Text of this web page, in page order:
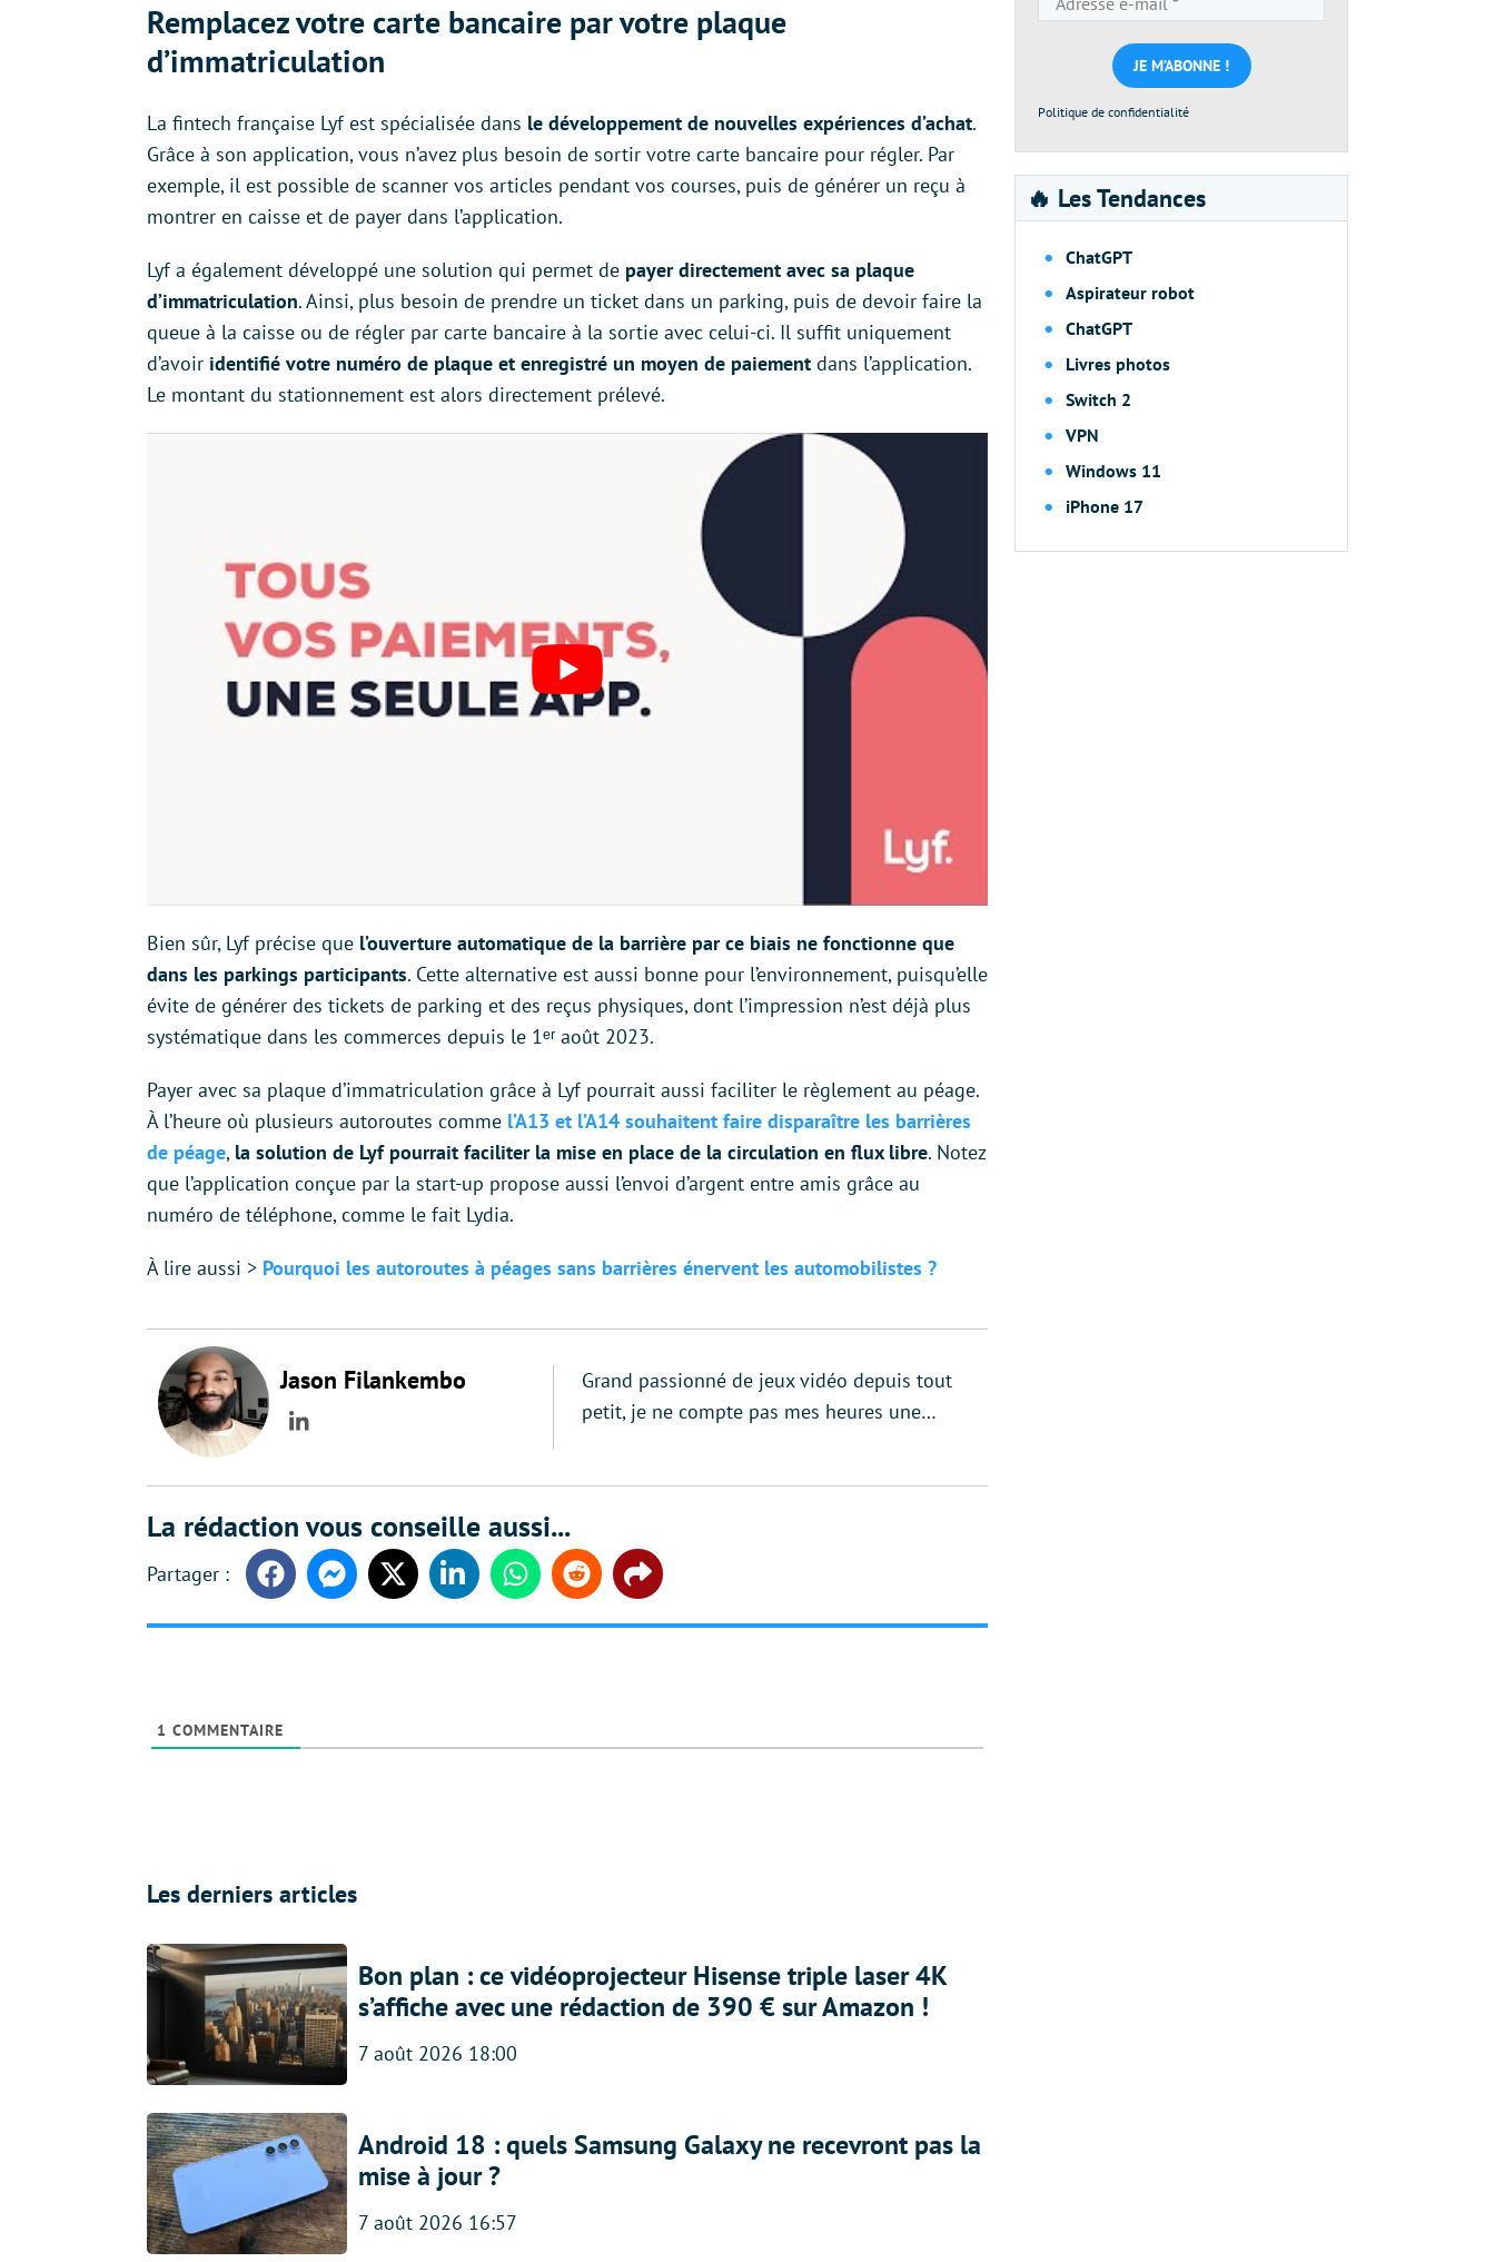
Remplacez votre carte bancaire par votre plaque
d’immatriculation
La fintech française Lyf est spécialisée dans le développement de nouvelles expériences d’achat.
Grâce à son application, vous n’avez plus besoin de sortir votre carte bancaire pour régler. Par
exemple, il est possible de scanner vos articles pendant vos courses, puis de générer un reçu à
montrer en caisse et de payer dans l’application.
Lyf a également développé une solution qui permet de payer directement avec sa plaque
d’immatriculation. Ainsi, plus besoin de prendre un ticket dans un parking, puis de devoir faire la
queue à la caisse ou de régler par carte bancaire à la sortie avec celui-ci. Il suffit uniquement
d’avoir identifié votre numéro de plaque et enregistré un moyen de paiement dans l’application.
Le montant du stationnement est alors directement prélevé.
Bien sûr, Lyf précise que l’ouverture automatique de la barrière par ce biais ne fonctionne que
dans les parkings participants. Cette alternative est aussi bonne pour l’environnement, puisqu’elle
évite de générer des tickets de parking et des reçus physiques, dont l’impression n’est déjà plus
systématique dans les commerces depuis le 1ᵉʳ août 2023.
Payer avec sa plaque d’immatriculation grâce à Lyf pourrait aussi faciliter le règlement au péage.
À l’heure où plusieurs autoroutes comme l’A13 et l’A14 souhaitent faire disparaître les barrières
de péage, la solution de Lyf pourrait faciliter la mise en place de la circulation en flux libre. Notez
que l’application conçue par la start-up propose aussi l’envoi d’argent entre amis grâce au
numéro de téléphone, comme le fait Lydia.
À lire aussi > Pourquoi les autoroutes à péages sans barrières énervent les automobilistes ?
Jason Filankembo
LinkedIn
Grand passionné de jeux vidéo depuis tout
petit, je ne compte pas mes heures une…
La rédaction vous conseille aussi...
FacebookMessengerTwitter LinkedinWhatsappReddit Share
1 COMMENTAIRE
Les derniers articles
Bon plan : ce vidéoprojecteur Hisense triple laser 4K
s’affiche avec une rédaction de 390 € sur Amazon !
7 août 2026 18:00
Android 18 : quels Samsung Galaxy ne recevront pas la
mise à jour ?
7 août 2026 16:57
e-
mail
*
Politique de confidentialité
🔥 Les Tendances
ChatGPT
Aspirateur robot
ChatGPT
Livres photos
Switch 2
VPN
Windows 11
iPhone 17